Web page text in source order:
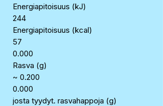
Energiapitoisuus (kJ)
244
Energiapitoisuus (kcal)
57
0.000
Rasva (g)
~ 0.200
0.000
josta tyydyt. rasvahappoja (g)